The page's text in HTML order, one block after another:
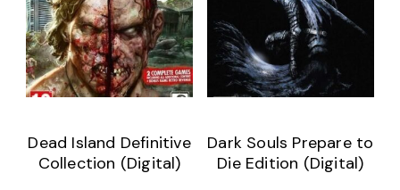
Dead Island Definitive
Collection (Digital)
Dark Souls Prepare to
Die Edition (Digital)